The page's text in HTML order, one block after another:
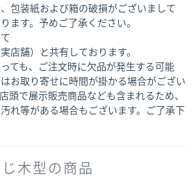
包装紙および箱の破損がございまして
ます。予めご了承ください。
店舗）と共有しております。
ても、ご注文時に欠品が発生する可能
お取り寄せに時間が掛かる場合がござい
頭で展示販売商品なども含まれるため、
れ等がある場合もございます。ご了承下
木型の商品